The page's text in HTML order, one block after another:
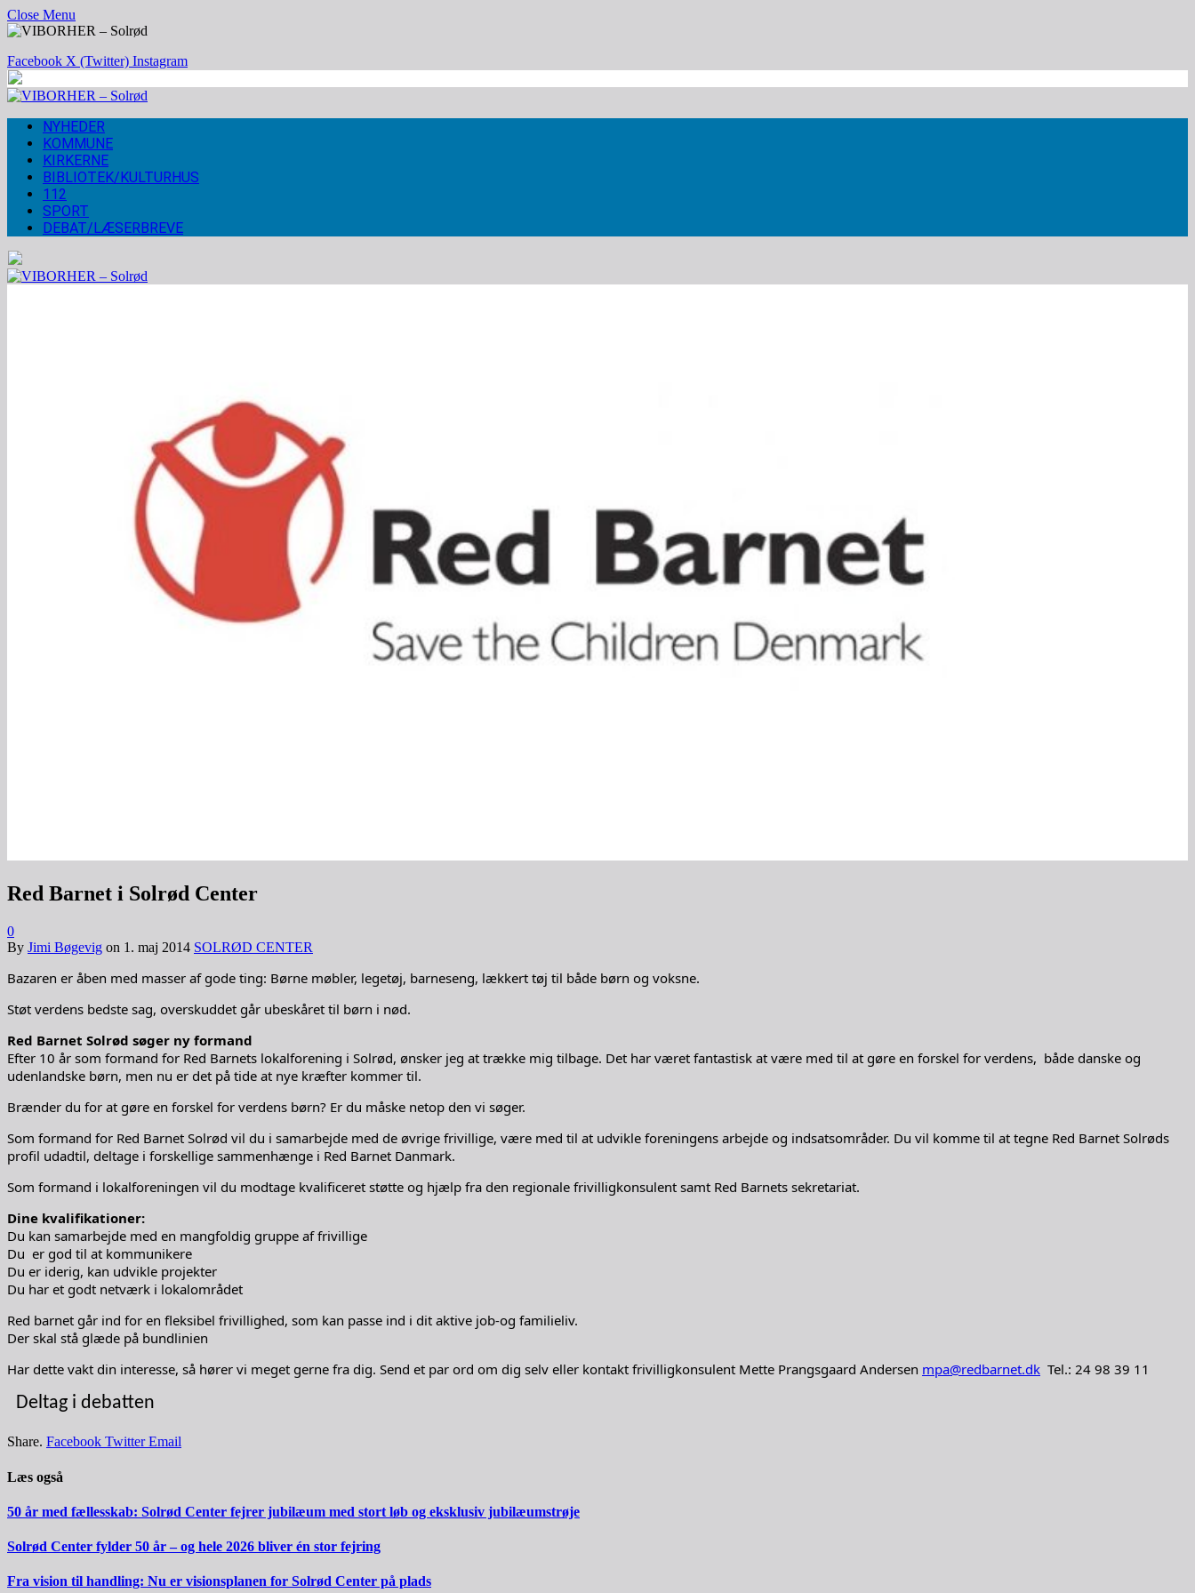
Close Menu
Facebook X (Twitter) Instagram
NYHEDER
KOMMUNE
KIRKERNE
BIBLIOTEK/KULTURHUS
112
SPORT
DEBAT/LÆSERBREVE
Red Barnet i Solrød Center
0
By Jimi Bøgevig on 1. maj 2014 SOLRØD CENTER
Bazaren er åben med masser af gode ting: Børne møbler, legetøj, barneseng, lækkert tøj til både børn og voksne.
Støt verdens bedste sag, overskuddet går ubeskåret til børn i nød.
Red Barnet Solrød søger ny formand
Efter 10 år som formand for Red Barnets lokalforening i Solrød, ønsker jeg at trække mig tilbage. Det har været fantastisk at være med til at gøre en forskel for verdens, både danske og
udenlandske børn, men nu er det på tide at nye kræfter kommer til.
Brænder du for at gøre en forskel for verdens børn? Er du måske netop den vi søger.
Som formand for Red Barnet Solrød vil du i samarbejde med de øvrige frivillige, være med til at udvikle foreningens arbejde og indsatsområder. Du vil komme til at tegne Red Barnet Solrøds
profil udadtil, deltage i forskellige sammenhænge i Red Barnet Danmark.
Som formand i lokalforeningen vil du modtage kvalificeret støtte og hjælp fra den regionale frivilligkonsulent samt Red Barnets sekretariat.
Dine kvalifikationer:
Du kan samarbejde med en mangfoldig gruppe af frivillige
Du er god til at kommunikere
Du er iderig, kan udvikle projekter
Du har et godt netværk i lokalområdet
Red barnet går ind for en fleksibel frivillighed, som kan passe ind i dit aktive job-og familieliv.
Der skal stå glæde på bundlinien
Har dette vakt din interesse, så hører vi meget gerne fra dig. Send et par ord om dig selv eller kontakt frivilligkonsulent Mette Prangsgaard Andersen mpa@redbarnet.dk Tel.: 24 98 39 11
Deltag i debatten
Share. Facebook Twitter Email
Læs også
50 år med fællesskab: Solrød Center fejrer jubilæum med stort løb og eksklusiv jubilæumstrøje
Solrød Center fylder 50 år – og hele 2026 bliver én stor fejring
Fra vision til handling: Nu er visionsplanen for Solrød Center på plads